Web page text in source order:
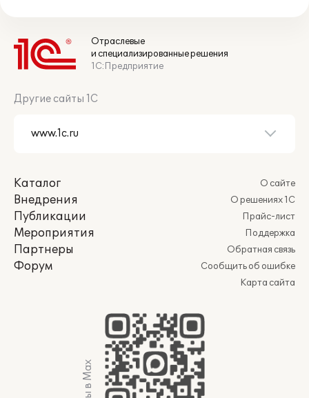
Отраслевые
и специализированные решения
1С:Предприятие
Другие сайты 1С
Каталог
Внедрения
Публикации
Мероприятия
Партнеры
Форум
О сайте
О решениях 1С
Прайс-лист
Поддержка
Обратная связь
Сообщить об ошибке
Карта сайта
Мы в Max